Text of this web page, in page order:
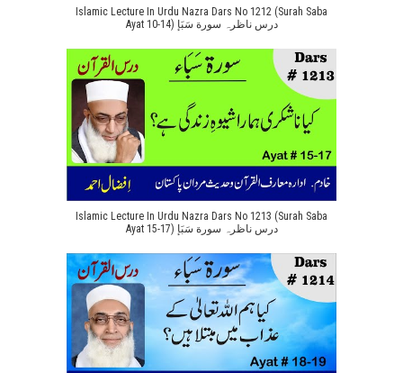
Islamic Lecture In Urdu Nazra Dars No 1212 (Surah Saba
Ayat 10-14) درس ناظرہ سورة سَبَإ
Islamic Lecture In Urdu Nazra Dars No 1213 (Surah Saba
Ayat 15-17) درس ناظرہ سورة سَبَإ